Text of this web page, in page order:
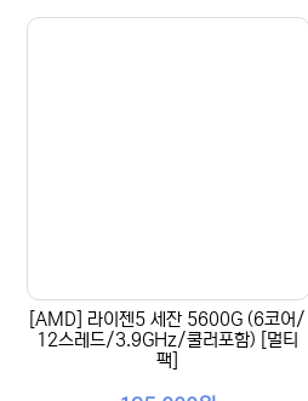
[AMD] 라이젠5 세잔 5600G (6코어/
12스레드/3.9GHz/쿨러포함) [멀티
팩]